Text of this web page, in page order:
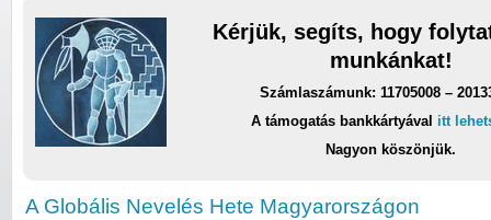
Kérjük, segíts, hogy
munkánkat!
Számlaszámunk: 11705008 –
A támogatás bankkártyával itt
Nagyon köszönjük.
A Globális Nevelés Hete Magyarországon